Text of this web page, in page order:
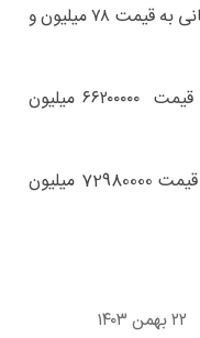
بازار با افزایش ۴ میلیون و ۶۲۰ هزار تومانی به قیمت ۷۸ میلیون و
هر گرم طلای ۱۸عیار در بازار تهران به قیمت ۶۶۲۰۰۰۰۰ میلیون
سکه تمام بهار آزادی در بازار تهران به قیمت 72980000 میلیون